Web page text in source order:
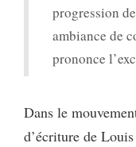
progression
ambiance de
prononce
Dans le
d’écriture de